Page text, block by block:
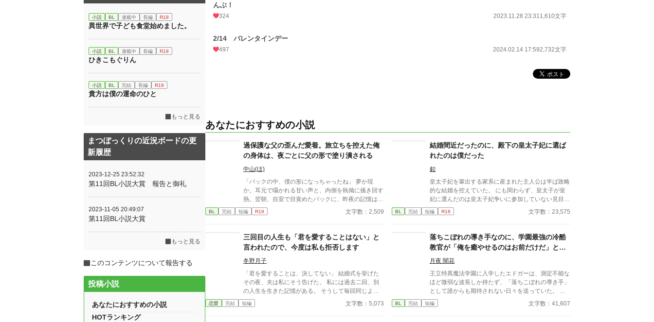
んぶ！
324 2023.11.28 23:311,610文字
2/14 バレンタインデー
497 2024.02.14 17:592,732文字
あなたにおすすめの小説
過保護な父の歪んだ愛着。旅立ちを控えた俺
の身体は、夜ごとに父の形で塗り潰される
中山(ほ)
「パックの中、僕の形になっちゃったね」 夢か現
か。耳元で囁かれる甘い声と、内側を執拗に掻き回す
熱。翌朝、自室で目覚めたパックに、昨夜の記憶はな
い。ただ、疼くような下腹部の熱だけが残っていた。
相談しようと向かった相手こそが、自分を侵食してい
く。 このお話はムーンライトでも投稿してます〜
BL 完結 短編 R18 文字数：2,509
結婚間近だったのに、殿下の皇太子妃に選ば
れたのは僕だった
釦
皇太子妃を輩出する家系に産まれた主人公は半ば政略
的な結婚を控えていた。 にも関わらず、皇太子が皇
妃に選んだのは皇太子妃争いに参加していない見目の
よくない五男の主人公だった、というお話。
BL 完結 短編 R18 文字数：23,575
三回目の人生も「君を愛することはない」と
言われたので、今度は私も拒否します
冬野月子
「君を愛することは、決してない」 結婚式を挙げた
その夜、夫は私にそう告げた。 私には過去二回、別
の人生を生きた記憶がある。 そうして毎回同じよう
に言われてきた。 逃げた一回目、我慢した二回目。
いずれも上手くいかなかった。 だから今回は。
恋愛 完結 短編 文字数：5,073
落ちこぼれの導き手なのに、学園最強の冷酷
教官が「俺を癒やせるのはお前だけだ」と底
なしの執着で迫ってきます
月夜 闇花
王立特異魔法学園に入学したエドガーは、測定不能な
ほど微弱な波長しか持たず、「落ちこぼれの導き手」
として誰からも期待されない日々を送っていた。 し
かしある日の放課後、エドガーは学園で最も恐れられ
る最強の戦闘魔術教官、レオン・ヴァレンタインの秘
BL 完結 短編 文字数：41,607
小説 BL 連載中 長編 R18
異世界で子ども食堂始めました。
小説 BL 連載中 長編 R18
ひきこもぐりん
小説 BL 完結 長編 R18
貴方は僕の運命のひと
もっと見る
まつぼっくりの近況ボードの更
新履歴
2023-12-25 23:52:32
第11回BL小説大賞 報告と御礼
2023-11-05 20:49:07
第11回BL小説大賞
もっと見る
このコンテンツについて報告する
投稿小説
あなたにおすすめの小説
HOTランキング